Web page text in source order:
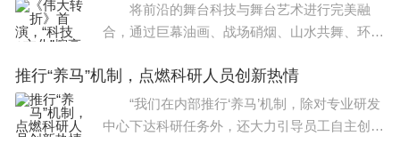
将前沿的舞台科技与舞台艺术进行完美融
合，通过巨幕油画、战场硝烟、山水共舞、环绕
日，大型长征文化沉浸式演艺——《伟大
推行“养马”机制，点燃科研人员创新热情
“我们在内部推行‘养马’机制，除对专业研发
中心下达科研任务外，还大力引导员工自主创